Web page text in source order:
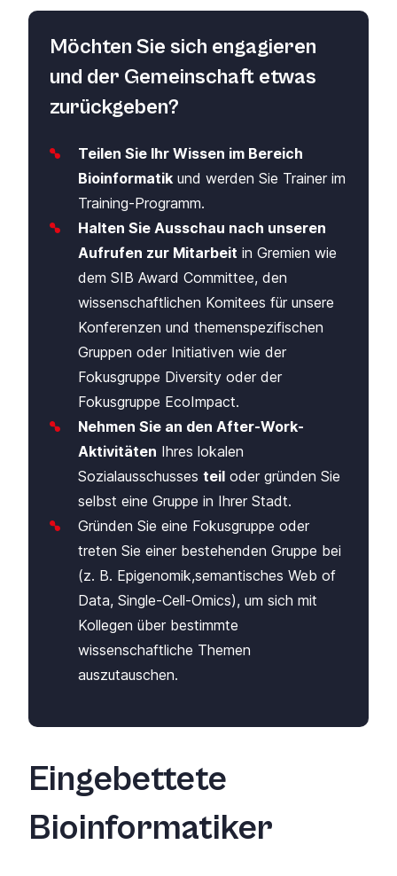
Möchten Sie sich engagieren
und der Gemeinschaft etwas
zurückgeben?
Teilen Sie Ihr Wissen im Bereich
Bioinformatik und werden Sie Trainer im
Training-Programm.
Halten Sie Ausschau nach unseren
Aufrufen zur Mitarbeit in Gremien wie
dem SIB Award Committee, den
wissenschaftlichen Komitees für unsere
Konferenzen und themenspezifischen
Gruppen oder Initiativen wie der
Fokusgruppe Diversity oder der
Fokusgruppe EcoImpact.
Nehmen Sie an den After-Work-
Aktivitäten Ihres lokalen
Sozialausschusses teil oder gründen Sie
selbst eine Gruppe in Ihrer Stadt.
Gründen Sie eine Fokusgruppe oder
treten Sie einer bestehenden Gruppe bei
(z. B. Epigenomik,semantisches Web of
Data, Single-Cell-Omics), um sich mit
Kollegen über bestimmte
wissenschaftliche Themen
auszutauschen.
Eingebettete
Bioinformatiker